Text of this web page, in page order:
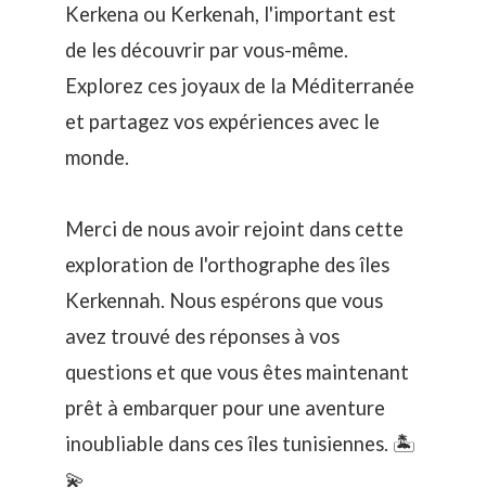
Kerkena ou Kerkenah, l'important est
de les découvrir par vous-même.
Explorez ces joyaux de la Méditerranée
et partagez vos expériences avec le
monde.
Merci de nous avoir rejoint dans cette
exploration de l'orthographe des îles
Kerkennah. Nous espérons que vous
avez trouvé des réponses à vos
questions et que vous êtes maintenant
prêt à embarquer pour une aventure
inoubliable dans ces îles tunisiennes. 🏝️
💫